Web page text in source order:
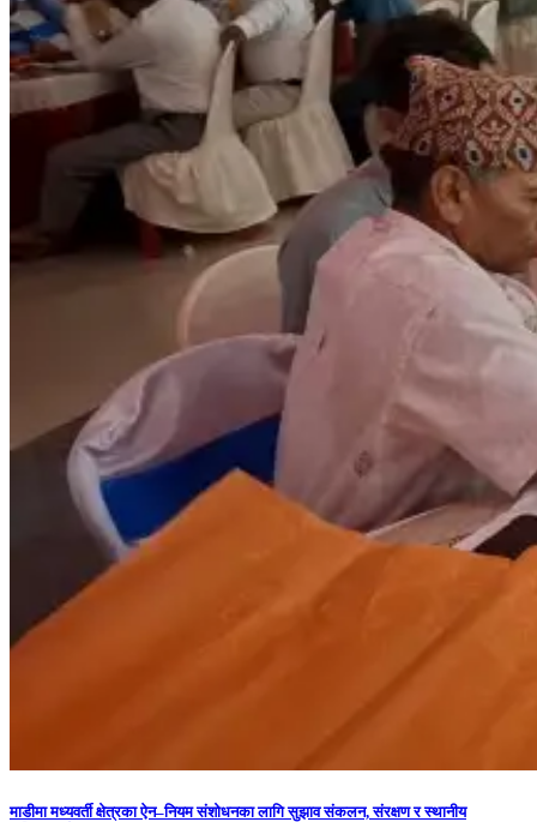
माडीमा मध्यवर्ती क्षेत्रका ऐन–नियम संशोधनका लागि सुझाव संकलन, संरक्षण र स्थानीय